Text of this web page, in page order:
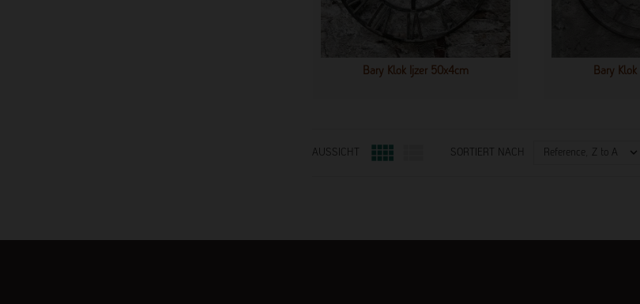
Bary Klok Ijzer 50x4cm Bary
AUSSICHT  SORTIERT NACH Reference, Z to A 